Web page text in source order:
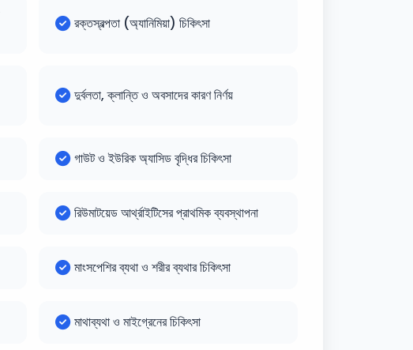
রক্তস্বল্পতা (অ্যানিমিয়া) চিকিৎসা
দুর্বলতা, ক্লান্তি ও অবসাদের কারণ নির্ণয়
গাউট ও ইউরিক অ্যাসিড বৃদ্ধির চিকিৎসা
রিউমাটয়েড আর্থ্রাইটিসের প্রাথমিক ব্যবস্থাপনা
মাংসপেশির ব্যথা ও শরীর ব্যথার চিকিৎসা
মাথাব্যথা ও মাইগ্রেনের চিকিৎসা